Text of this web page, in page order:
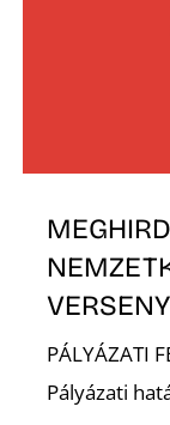
PÁLYÁZATI
Pályázati